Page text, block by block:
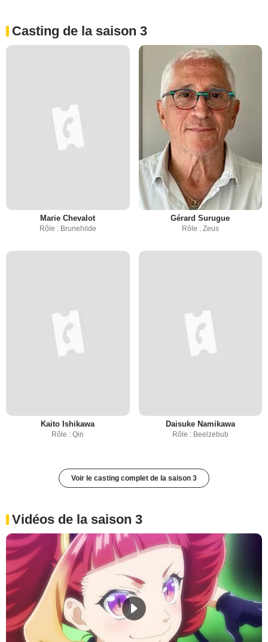
Casting de la saison 3
Marie Chevalot
Rôle : Brunehilde
Gérard Surugue
Rôle : Zeus
Kaito Ishikawa
Rôle : Qin
Daisuke Namikawa
Rôle : Beelzebub
Voir le casting complet de la saison 3
Vidéos de la saison 3